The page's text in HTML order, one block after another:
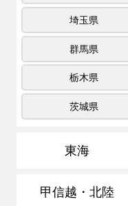
埼玉県
群馬県
栃木県
茨城県
東海
甲信越・北陸